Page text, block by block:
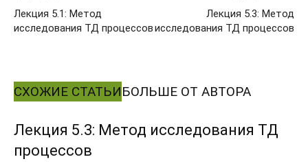
Лекция 5.1: Метод
исследования ТД процессов
Лекция 5.3: Метод
исследования ТД процессов
СХОЖИЕ СТАТЬИБОЛЬШЕ ОТ АВТОРА
Лекция 5.3: Метод исследования ТД
процессов